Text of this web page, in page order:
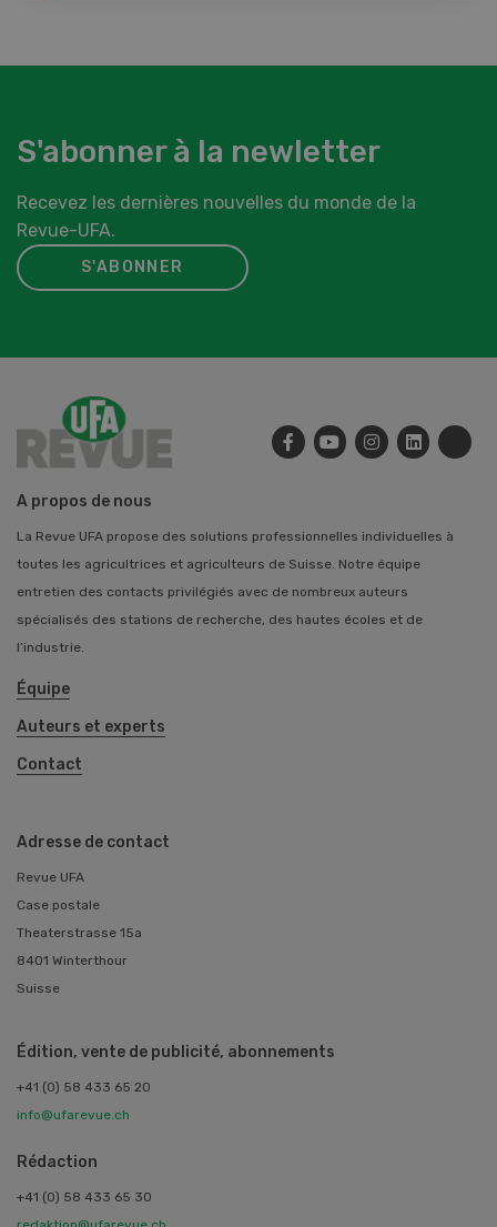
S'abonner à la newletter
Recevez les dernières nouvelles du monde de la
Revue-UFA.
S'ABONNER
A propos de nous
La Revue UFA propose des solutions professionnelles individuelles à
toutes les agricultrices et agriculteurs de Suisse. Notre équipe
entretien des contacts privilégiés avec de nombreux auteurs
spécialisés des stations de recherche, des hautes écoles et de
l’industrie.
Équipe
Auteurs et experts
Contact
Adresse de contact
Revue UFA
Case postale
Theaterstrasse 15a
8401 Winterthour
Suisse
Édition, vente de publicité, abonnements
+41 (0) 58 433 65 20
info@ufarevue.ch
Rédaction
+41 (0) 58 433 65 30